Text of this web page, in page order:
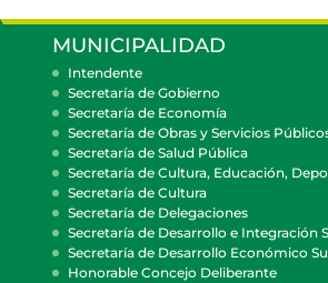
MUNICIPALIDAD
Intendente
Secretaría de Gobierno
Secretaría de Economía
Secretaría de Obras y Servicios
Secretaría de Salud Pública
Secretaría de Cultura, Educación,
Secretaría de Cultura
Secretaría de Delegaciones
Secretaría de Desarrollo e Integración
Secretaría de Desarrollo Económico
Honorable Concejo Deliberante